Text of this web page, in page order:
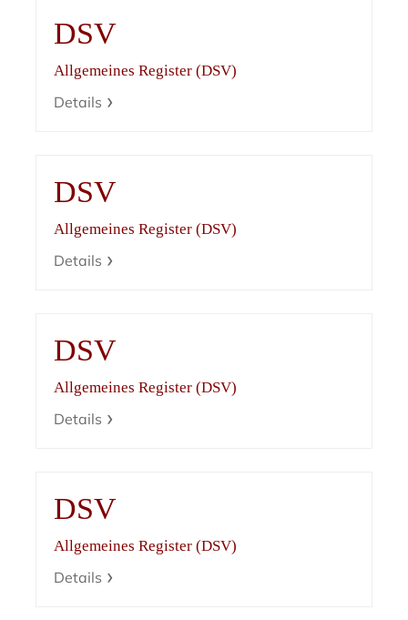
DSV
Allgemeines Register (DSV)
Details
DSV
Allgemeines Register (DSV)
Details
DSV
Allgemeines Register (DSV)
Details
DSV
Allgemeines Register (DSV)
Details